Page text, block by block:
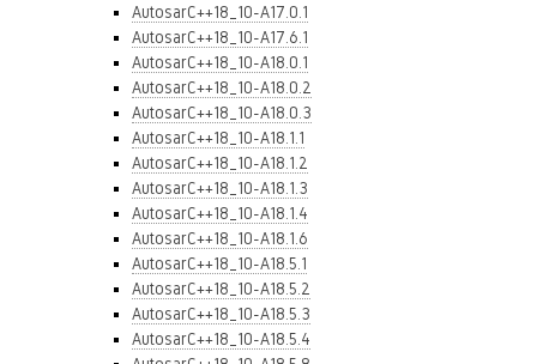
AutosarC++18_10-A17.0.1
AutosarC++18_10-A17.6.1
AutosarC++18_10-A18.0.1
AutosarC++18_10-A18.0.2
AutosarC++18_10-A18.0.3
AutosarC++18_10-A18.1.1
AutosarC++18_10-A18.1.2
AutosarC++18_10-A18.1.3
AutosarC++18_10-A18.1.4
AutosarC++18_10-A18.1.6
AutosarC++18_10-A18.5.1
AutosarC++18_10-A18.5.2
AutosarC++18_10-A18.5.3
AutosarC++18_10-A18.5.4